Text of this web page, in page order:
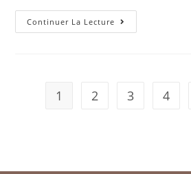
Continuer La Lecture
1 2 3 4